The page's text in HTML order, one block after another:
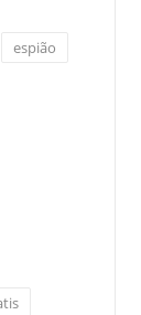
espião